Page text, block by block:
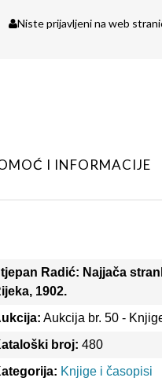
Niste prijavljeni na web
I INFORMACIJE
Radić: Najjača
1902.
Aukcija br. 50 -
broj: 480
Knjige i časopisi